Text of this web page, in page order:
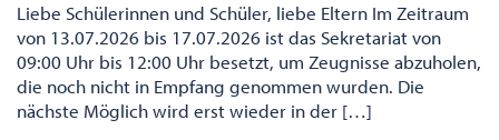
Liebe Schülerinnen und Schüler, liebe Eltern Im Zeitraum
von 13.07.2026 bis 17.07.2026 ist das Sekretariat von
09:00 Uhr bis 12:00 Uhr besetzt, um Zeugnisse abzuholen,
die noch nicht in Empfang genommen wurden. Die
nächste Möglich wird erst wieder in der […]